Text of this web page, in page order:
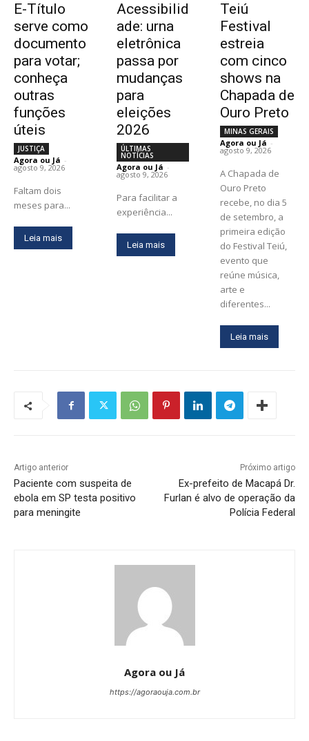
E-Título
serve como
documento
para votar;
conheça
outras
funções
úteis
JUSTIÇA
Agora ou Já -
agosto 9, 2026
Faltam dois
meses para...
Leia mais
Acessibilid
ade: urna
eletrônica
passa por
mudanças
para
eleições
2026
ÚLTIMAS
NOTÍCIAS
Agora ou Já -
agosto 9, 2026
Para facilitar a
experiência...
Leia mais
Teiú
Festival
estreia
com cinco
shows na
Chapada de
Ouro Preto
MINAS GERAIS
Agora ou Já -
agosto 9, 2026
A Chapada de
Ouro Preto
recebe, no dia 5
de setembro, a
primeira edição
do Festival Teiú,
evento que
reúne música,
arte e
diferentes...
Leia mais
Artigo anterior
Paciente com suspeita de
ebola em SP testa positivo
para meningite
Próximo artigo
Ex-prefeito de Macapá Dr.
Furlan é alvo de operação da
Polícia Federal
Agora ou Já
https://agoraouja.com.br